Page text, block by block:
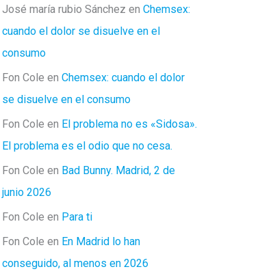
José maría rubio Sánchez en Chemsex:
cuando el dolor se disuelve en el
consumo
Fon Cole en Chemsex: cuando el dolor
se disuelve en el consumo
Fon Cole en El problema no es «Sidosa».
El problema es el odio que no cesa.
Fon Cole en Bad Bunny. Madrid, 2 de
junio 2026
Fon Cole en Para ti
Fon Cole en En Madrid lo han
conseguido, al menos en 2026